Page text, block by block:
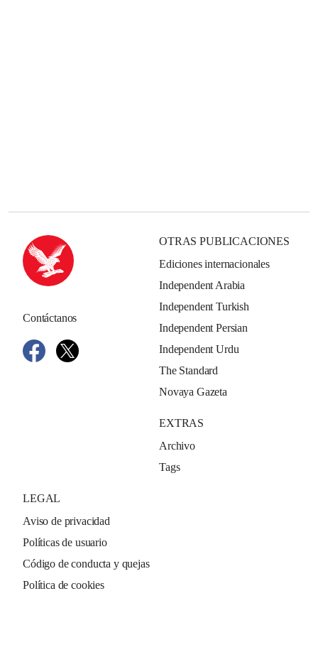
Contáctanos
OTRAS PUBLICACIONES
Ediciones internacionales
Independent Arabia
Independent Turkish
Independent Persian
Independent Urdu
The Standard
Novaya Gazeta
EXTRAS
Archivo
Tags
LEGAL
Aviso de privacidad
Políticas de usuario
Código de conducta y quejas
Política de cookies